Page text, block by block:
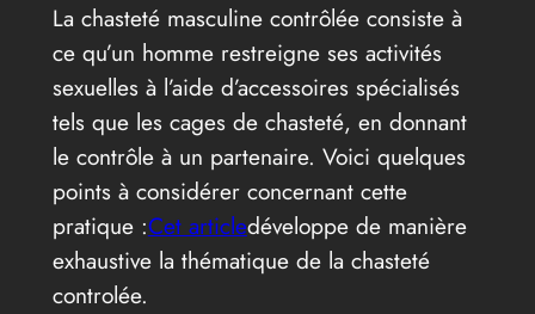
La chasteté masculine contrôlée consiste à
ce qu’un homme restreigne ses activités
sexuelles à l’aide d’accessoires spécialisés
tels que les cages de chasteté, en donnant
le contrôle à un partenaire. Voici quelques
points à considérer concernant cette
pratique :Cet articledéveloppe de manière
exhaustive la thématique de la chasteté
controlée.